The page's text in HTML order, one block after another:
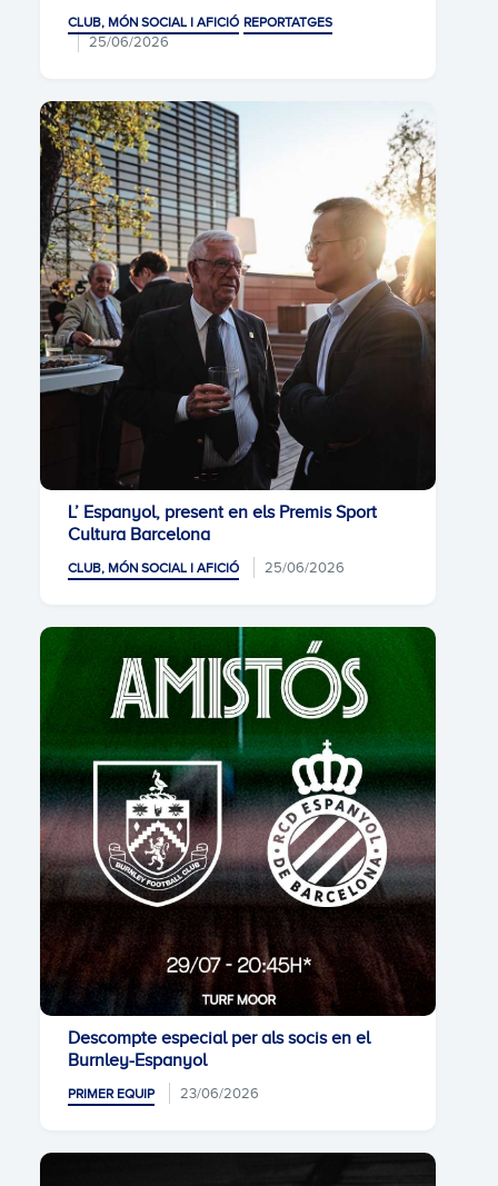
CLUB, MÓN SOCIAL I AFICIÓ REPORTATGES
25/06/2026
L’ Espanyol, present en els Premis Sport
Cultura Barcelona
CLUB, MÓN SOCIAL I AFICIÓ 25/06/2026
Descompte especial per als socis en el
Burnley-Espanyol
PRIMER EQUIP 23/06/2026